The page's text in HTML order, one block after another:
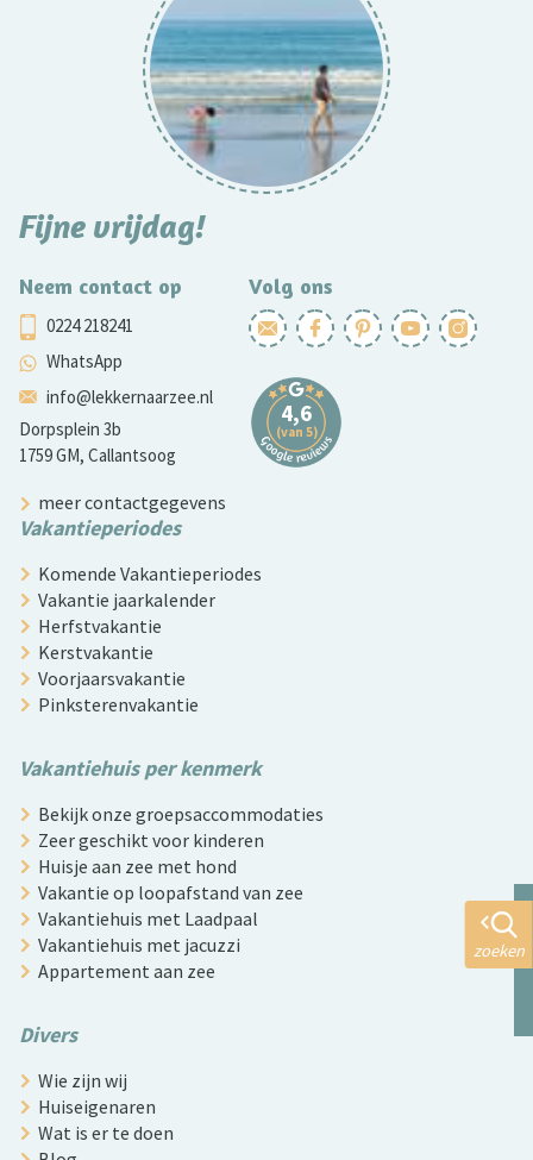
Fijne vrijdag!
Neem contact op
0224 218241
WhatsApp
info@lekkernaarzee.nl
Dorpsplein 3b
1759 GM, Callantsoog
Volg ons
meer contactgegevens
Vakantieperiodes
Komende Vakantieperiodes
Vakantie jaarkalender
Herfstvakantie
Kerstvakantie
Voorjaarsvakantie
Pinksterenvakantie
Vakantiehuis per kenmerk
Bekijk onze groepsaccommodaties
Zeer geschikt voor kinderen
Huisje aan zee met hond
Vakantie op loopafstand van zee
Vakantiehuis met Laadpaal
Vakantiehuis met jacuzzi
Appartement aan zee
Divers
Wie zijn wij
Huiseigenaren
Wat is er te doen
zoeken